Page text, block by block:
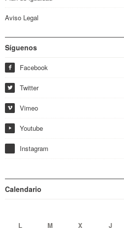
Aviso Legal
Síguenos
f Facebook
w Twitter
i Vimeo
y Youtube
Instagram
Calendario
L
M X J